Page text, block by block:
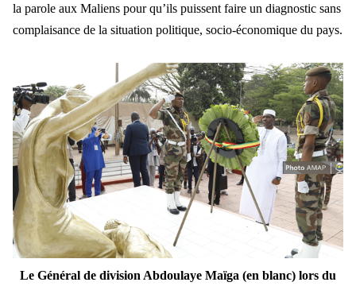
la parole aux Maliens pour qu’ils puissent faire un diagnostic sans
complaisance de la situation politique, socio-économique du pays.
Le Général de division Abdoulaye Maïga (en blanc) lors du